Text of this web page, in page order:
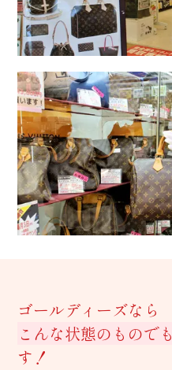
ゴールディーズなら
こんな状態のものでも
す！